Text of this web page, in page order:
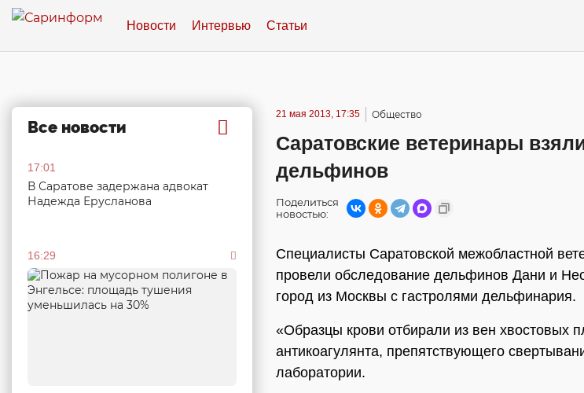
Новости Интервью Статьи
Все новости
17:01
В Саратове задержана адвокат
Надежда Ерусланова
16:29
21 мая 2013, 17:35 Общество
Саратовские ветеринары
дельфинов
Поделиться
новостью:
Специалисты Саратовской межобластной
провели обследование дельфинов Дани и
город из Москвы с гастролями дельфинария.
«Образцы крови отбирали из вен хвостовых
антикоагулянта, препятствующего
лаборатории.